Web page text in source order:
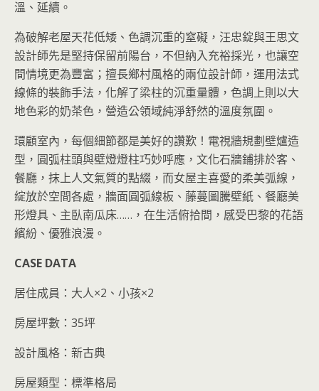
溫、延續。
為破解老屋天花低矮、色調沉重的窒礙，汪忠錠與王思文
設計師先是堅持保留前陽台，不但納入充裕採光，也讓空
間情境更為豐富；擅長鄉村風格的兩位設計師，運用法式
線條的裝飾手法，化解了梁柱的沉重量體，色調上則以大
地色彩的奶茶色，營造公領域純淨舒然的溫度氛圍。
環顧室內，每個細節都是美好的讚歎！電視牆規劃壁爐造
型，圓弧柱頭與壁燈燈柱巧妙呼應，文化石牆鋪排於客、
餐廳，抹上人文氣質的點綴，而女屋主喜愛的柔美弧線，
綻放於空間各處，牆面圓弧線板、藤蔓圖騰壁紙、餐廳美
形燈具、主臥南瓜床……，在生活俯拾間，感受巴黎的花語
繽紛、優雅浪漫。
CASE DATA
居住成員：大人×2、小孩×2
房屋坪數：35坪
設計風格：新古典
房屋類型：標準格局